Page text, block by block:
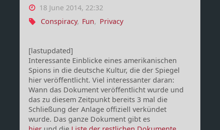
18 June 2014, 22:32
Conspiracy, Fun, Privacy
[lastupdated]
Interessante Einblicke eines amerikanischen
Spions in die deutsche Kultur, die der Spiegel
hier veröffentlicht. Viel interessanter daran:
Wann das Dokument veröffentlicht wurde und
das zu diesem Zeitpunkt bereits 3 mal die
Schließung der Anlage offiziell verkündet
wurde. Das ganze Dokument gibt es